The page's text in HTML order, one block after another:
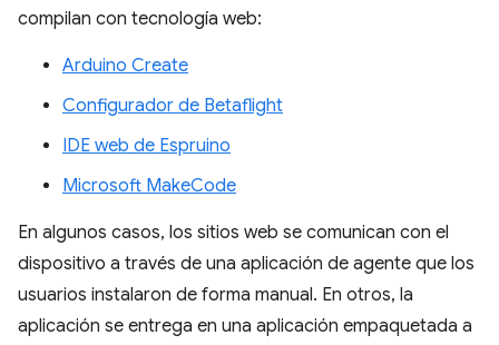
compilan con tecnología web:
Arduino Create
Configurador de Betaflight
IDE web de Espruino
Microsoft MakeCode
En algunos casos, los sitios web se comunican con el
dispositivo a través de una aplicación de agente que los
usuarios instalaron de forma manual. En otros, la
aplicación se entrega en una aplicación empaquetada a